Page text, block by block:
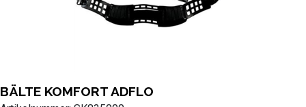
BÄLTE KOMFORT ADFLO